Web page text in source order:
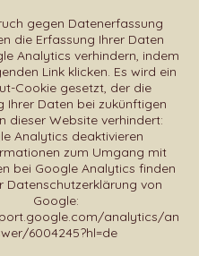
gegen Datenerfassung
die Erfassung Ihrer Daten
Analytics verhindern, indem
Link klicken. Es wird ein
Cookie gesetzt, der die
Ihrer Daten bei zukünftigen
dieser Website verhindert:
Analytics deaktivieren
zum Umgang mit
bei Google Analytics finden
Datenschutzerklärung von
Google:
analytics/an
6004245?hl=de